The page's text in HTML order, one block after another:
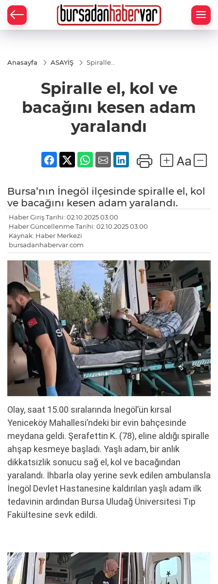
Anasayfa ASAYİŞ
Spiralle
kesen
adam
yaralandı
Spiralle el, kol ve
bacağını kesen adam
yaralandı
Bursa’nın İnegöl ilçesinde spiralle el, kol
ve bacağını kesen adam yaralandı.
Haber Giriş Tarihi: 02.10.2025 03:00
Haber Güncellenme Tarihi: 02.10.2025 03:00
Kaynak: Haber Merkezi
bursadanhabervar.com
Olay, saat 15.00 sıralarında İnegöl’ün kırsal
Yeniceköy Mahallesi’ndeki bir evin bahçesinde
meydana geldi. Şerafettin K. (78), eline aldığı spiralle
ahşap kesmeye başladı. Yaşlı adam, bir anlık
dikkatsizlik sonucu sağ el, kol ve bacağından
yaralandı. İhbarla olay yerine sevk edilen ambulansla
İnegöl Devlet Hastanesine kaldırılan yaşlı adam ilk
tedavinin ardından Bursa Uludağ Üniversitesi Tıp
Fakültesine sevk edildi.